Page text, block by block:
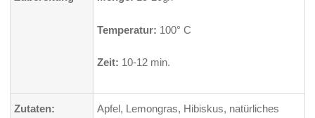
Temperatur: 100° C
Zeit: 10-12 min.
Zutaten:
Apfel, Lemongras, Hibiskus, natürliches